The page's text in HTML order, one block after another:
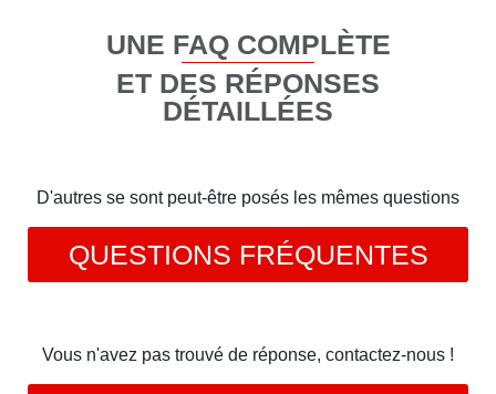
UNE FAQ COMPLÈTE
ET DES RÉPONSES
DÉTAILLÉES
D'autres se sont peut-être posés les mêmes questions
QUESTIONS FRÉQUENTES
Vous n'avez pas trouvé de réponse, contactez-nous !